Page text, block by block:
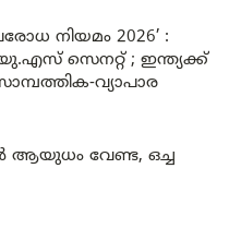
നിയമം 2026’ :
സെനറ്റ് ; ഇന്ത്യക്ക്
വ്യാപാര
ആയുധം വേണ്ട, ഒച്ച